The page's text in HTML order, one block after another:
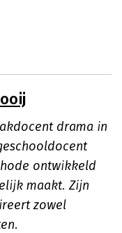
drama in
ontwikkeld
maakt. Zijn
zowel